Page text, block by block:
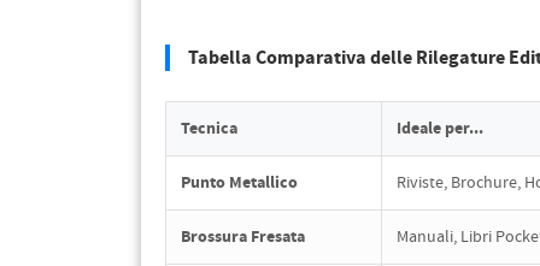
Tabella Comparativa delle Rilegature
Tecnica Ideale per...
Punto Metallico Riviste, Brochure,
Brossura Fresata Manuali, Libri